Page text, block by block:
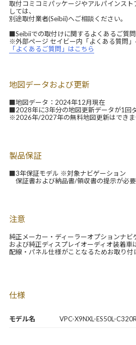
モデル名 VPC-X9NXL-ES50L-
取付コミコミパッケージやアルパインス
しては、
別途取付業者(Seibii)へご相談ください。
■Seibiiでの取付けに関するよくあるご質問
※外部ページ セイビー内「よくある質問」
「よくあるご質問」はこちら
地図データおよび更新
■地図データ：2024年12月現在
■2028年に3年分の地図更新データが1回
※2026年/2027年の無料地図更新はでき
製品保証
■3年保証モデル ※対象ナビゲーション
保証書および納品書/領収書の提示が必要
注意
純正メーカー・ディーラーオプションナビ
および純正ディスプレイオーディオ装着車
配線・パネル仕様がことなるためお取り付
仕様